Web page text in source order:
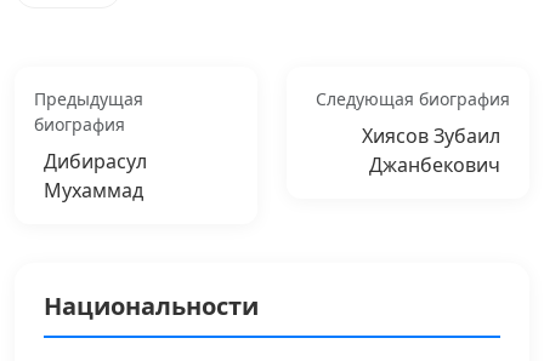
Предыдущая
биография
Дибирасул
Мухаммад
Следующая биография
Хиясов Зубаил
Джанбекович
Национальности